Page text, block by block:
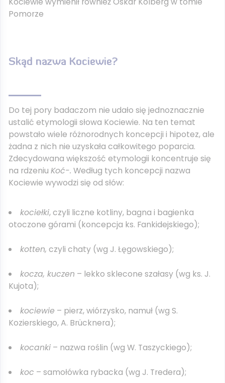
Pomorze
Skąd nazwa Kociewie?
Do tej pory badaczom nie udało się jednoznacznie
ustalić etymologii słowa Kociewie. Na ten temat
powstało wiele różnorodnych koncepcji i hipotez, ale
żadna z nich nie uzyskała całkowitego poparcia.
Zdecydowana większość etymologii koncentruje się
na rdzeniu Koć-. Według tych koncepcji nazwa
Kociewie wywodzi się od słów:
kociełki, czyli liczne kotliny, bagna i bagienka
otoczone górami (koncepcja ks. Fankidejskiego);
kotten, czyli chaty (wg J. Łęgowskiego);
kocza, kuczen – lekko sklecone szałasy (wg ks. J.
Kujota);
kociewie – pierz, wiórzysko, namuł (wg S.
Kozierskiego, A. Brücknera);
kocanki– nazwa roślin (wg W. Taszyckiego);
koc – samołówka rybacka (wg J. Tredera);